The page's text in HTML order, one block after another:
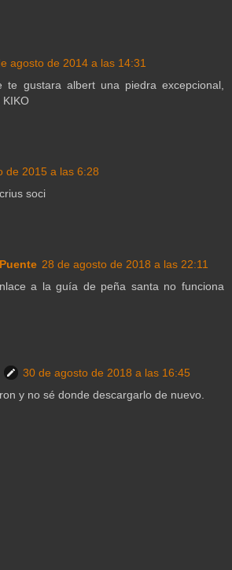
agosto de 2014 a las 14:31
te gustara albert una piedra excepcional,
KIKO
de 2015 a las 6:28
soci
28 de agosto de 2018 a las 22:11
a la guía de peña santa no funciona
30 de agosto de 2018 a las 16:45
y no sé donde descargarlo de nuevo.